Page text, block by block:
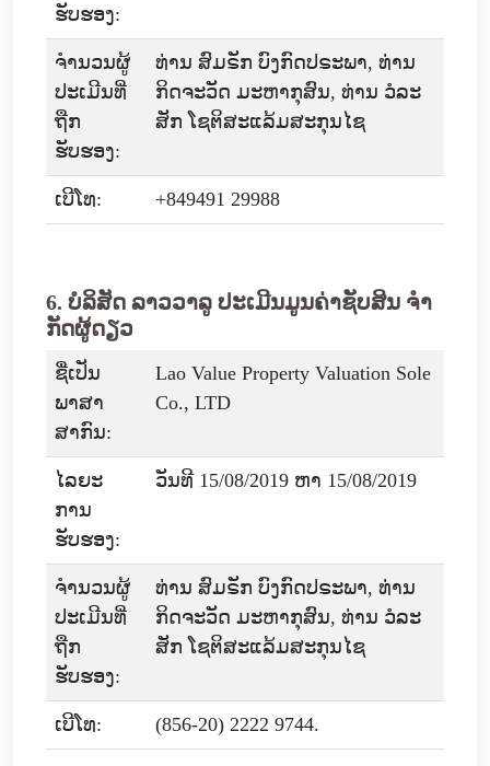
ຮັບຮອງ:
ຈໍານວນຜູ້
ປະເມີນທີ່
ຖືກ
ຮັບຮອງ:
ທ່ານ ສົມຣັກ ບົງກົດປຣະພາ, ທ່ານ
ກິດຈະວັດ ມະຫາກຸສົນ, ທ່ານ ວໍລະ
ສັກ ໂຊຕິສະແລ້ມສະກຸນໄຊ
ເບີໂທ: +849491 29988
6. ບໍລິສັດ ລາວວາລູ ປະເມີນມູນຄ່າຊັບສິນ ຈໍາ
ກັດຜູ້ດຽວ
ຊື່ເປັນ
ພາສາ
ສາກົນ:
Lao Value Property Valuation Sole
Co., LTD
ໄລຍະ
ການ
ຮັບຮອງ:
ວັນທີ 15/08/2019 ຫາ 15/08/2019
ຈໍານວນຜູ້
ປະເມີນທີ່
ຖືກ
ຮັບຮອງ:
ທ່ານ ສົມຣັກ ບົງກົດປຣະພາ, ທ່ານ
ກິດຈະວັດ ມະຫາກຸສົນ, ທ່ານ ວໍລະ
ສັກ ໂຊຕິສະແລ້ມສະກຸນໄຊ
ເບີໂທ: (856-20) 2222 9744.